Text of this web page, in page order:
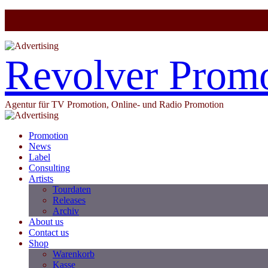
Revolver
Agentur für TV Promotion, Online- und Radio Promotion
Promotion
News
Label
Consulting
Artists
Tourdaten
Releases
Archiv
About us
Contact us
Shop
Warenkorb
Kasse